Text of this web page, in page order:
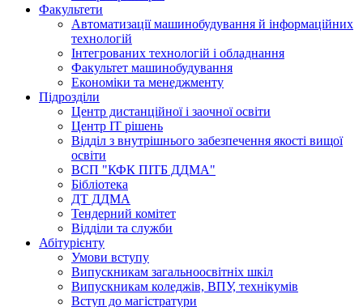
Факультети
Автоматизації машинобудування й інформаційних
технологій
Інтегрованих технологій і обладнання
Факультет машинобудування
Економіки та менеджменту
Підрозділи
Центр дистанційної і заочної освіти
Центр ІТ рішень
Відділ з внутрішнього забезпечення якості вищої
освіти
ВСП "КФК ПІТБ ДДМА"
Бібліотека
ДТ ДДМА
Тендерний комітет
Відділи та служби
Абітурієнту
Умови вступу
Випускникам загальноосвітніх шкіл
Випускникам коледжів, ВПУ, технікумів
Вступ до магістратури